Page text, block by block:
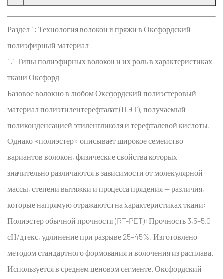
материал
Оксфордское
переплетение:
структурное
определение
варианты
3.2
2.2
Технология
гидроабразивного
ее
производственное
значение
4
Раздел
Раздел 1: Технология волокон и пряжи в Оксфордский
полиэфирный материал
1.1 Типы полиэфирных волокон и их роль в характеристиках
ткани Оксфорд
Базовое волокно в любомОксфордский полиэстеровый
материалполиэтилентерефталат (ПЭТ), получаемый
поликонденсацией этиленгликоля и терефталевой кислоты.
Однако «полиэстер» описывает широкое семейство
вариантов волокон, физические свойства которых
значительно различаются в зависимости от молекулярной
массы, степени вытяжки и процесса прядения — различия,
которые напрямую отражаются на характеристиках ткани:
Полиэстер обычной прочности (RT-PET): Прочность 3,5–5,0
сН/дтекс, удлинение при разрыве 25–45%. Изготовлено
методом стандартного формования и волочения из расплава.
Используется в среднем ценовом сегменте. Оксфордский